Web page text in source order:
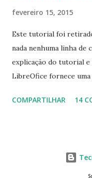
fevereiro 15, 2015
Este tutorial foi
nada nenhuma linha de
explicação do tutorial e
LibreOfice fornece
aplicativo de escritório.
iremos criar uma
Mundo' na primeira
COMPARTILHAR 14